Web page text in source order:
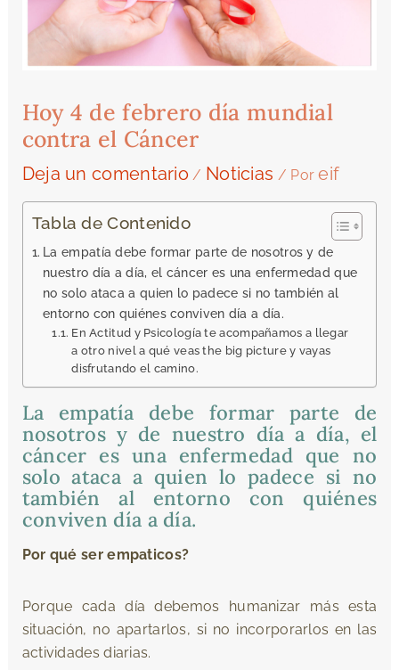
Hoy 4 de febrero día mundial
contra el Cáncer
Deja un comentario / Noticias / Poreif
Tabla de Contenido
La empatía debe formar parte de nosotros y de
nuestro día a día, el cáncer es una enfermedad que
no solo ataca a quien lo padece si no también al
entorno con quiénes conviven día a día.
En Actitud y Psicología te acompañamos a llegar
a otro nivel a qué veas the big picture y vayas
disfrutando el camino.
La empatía debe formar parte de
nosotros y de nuestro día a día, el
cáncer es una enfermedad que no
solo ataca a quien lo padece si no
también al entorno con quiénes
conviven día a día.
Por qué ser empaticos?
Porque cada día debemos humanizar más esta
situación, no apartarlos, si no incorporarlos en las
actividades diarias.